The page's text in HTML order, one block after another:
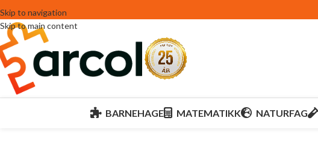
Skip to navigation
Skip to main content
BARNEHAGE MATEMATIKK NATURFAG